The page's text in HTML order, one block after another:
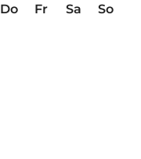
Do Fr Sa
So